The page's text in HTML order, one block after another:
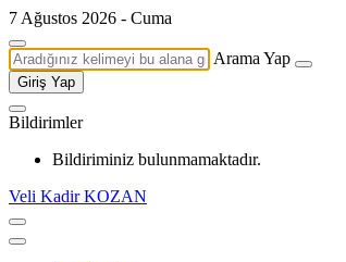
7 Ağustos 2026 - Cuma
Arama Yap
Giriş Yap
Bildirimler
Bildiriminiz bulunmamaktadır.
Veli Kadir KOZAN